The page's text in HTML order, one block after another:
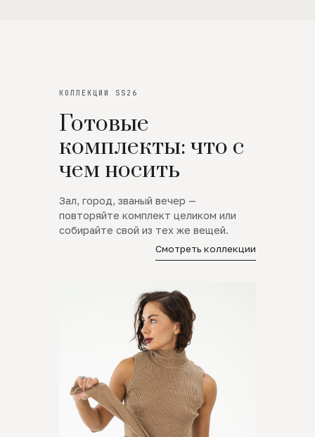
КОЛЛЕКЦИИ SS26
Готовые
комплекты: что с
чем носить
Зал, город, званый вечер —
повторяйте комплект целиком или
собирайте свой из тех же вещей.
Смотреть коллекции